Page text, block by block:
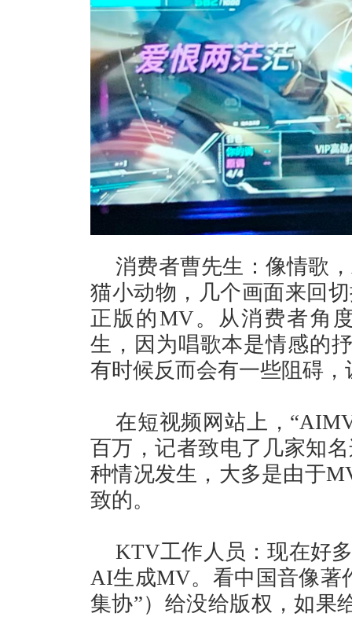
消费者曹先生：像情歌
猫小动物，几个画面来回
正版的MV。从消费者角
生，因为唱歌本是情感的
有时候反而会有一些阻碍
在短视频网站上，
百万，记者致电了几家知
种情况发生，大多是由于
致的。
KTV工作人员：现在好
AI生成MV。看中国音像著
集协”）给没给版权，如果